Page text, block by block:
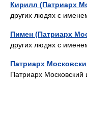
Кирилл (Патриарх
других людях с
Пимен (Патриарх
других людях с
Патриарх
Патриарх